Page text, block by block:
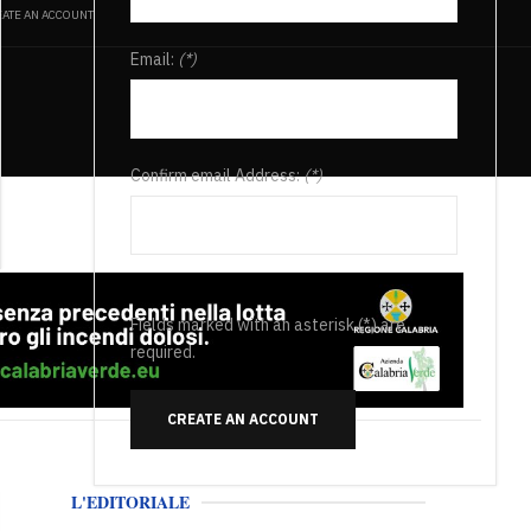
AN ACCOUNT
Email: (*)
Confirm email Address:(*)
Fields marked with an asterisk (*) are
required.
CREATE AN ACCOUNT
L'EDITORIALE